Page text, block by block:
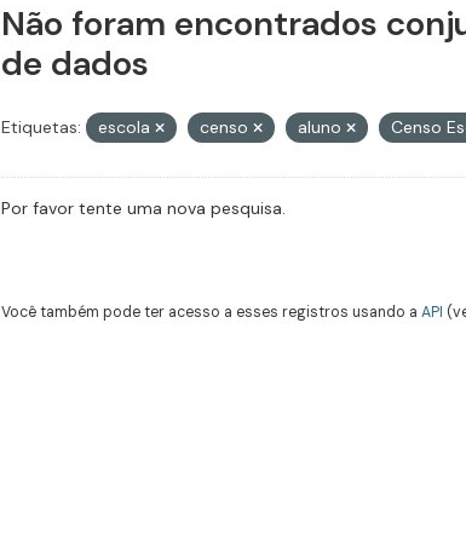
Não foram encontrados
de dados
Etiquetas: escola censo aluno Censo
Por favor tente uma nova pesquisa.
Você também pode ter acesso a esses registros usando a API